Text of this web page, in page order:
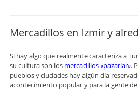
Mercadillos en Izmir y
Si hay algo que realmente caracteriza a
su cultura son los mercadillos«pazarlar».
pueblos y ciudades hay algún día
acontecimiento popular y para la gente